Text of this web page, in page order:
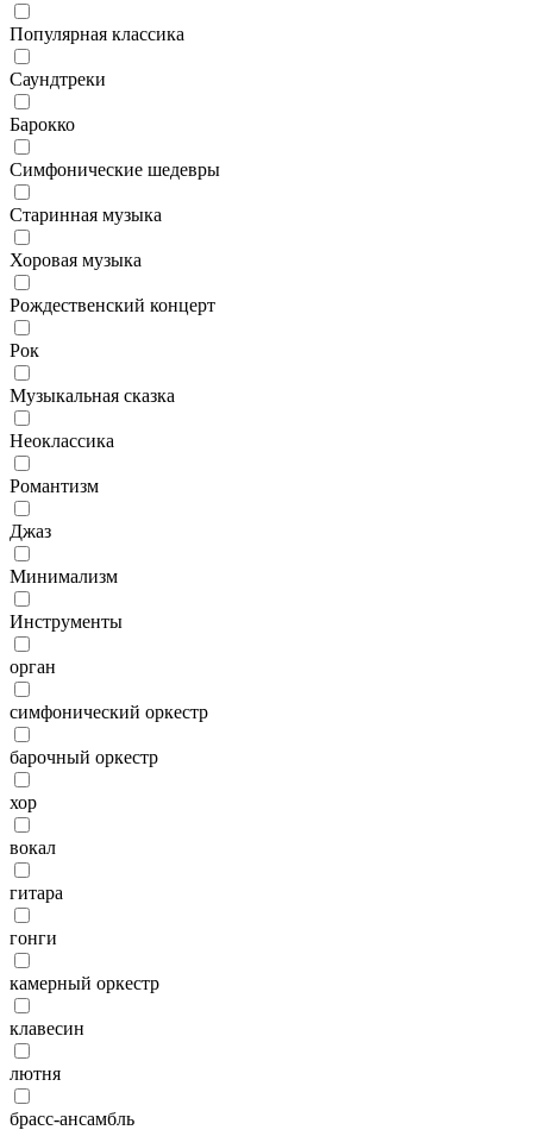
Популярная классика
Саундтреки
Барокко
Симфонические шедевры
Старинная музыка
Хоровая музыка
Рождественский концерт
Рок
Музыкальная сказка
Неоклассика
Романтизм
Джаз
Минимализм
Инструменты
орган
симфонический оркестр
барочный оркестр
хор
вокал
гитара
гонги
камерный оркестр
клавесин
лютня
брасс-ансамбль